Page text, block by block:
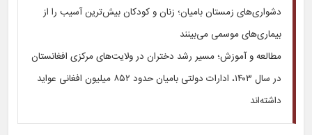
دشواری‌های زمستان بامیان؛ زنان و کودکان بیش‌ترین آسیب را از
بیماری‌های موسمی می‌بینند
مطالعه و آموزش؛ مسیر رشد دختران در ولایت‌های مرکزی افغانستان
در سال ۱۴۰۳، ادارات دولتی بامیان حدود ۸۵۲ میلیون افغانی عواید
داشته‌اند